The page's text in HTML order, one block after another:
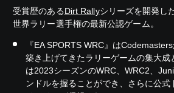
受賞歴のあるDirt Rallyシリーズを開発し
世界ラリー選手権の最新公認ゲーム。
『EA SPORTS WRC』は
築き上げてきたラリーゲームの集大成
は2023シーズンのWRC、WRC2、
ンドルを握ることができ、さらに公式